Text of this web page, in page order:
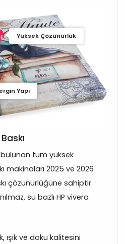
Yüksek Çözünürlük
Yapı
tüm yüksek
makinaları 2025 ve 2026
çözünürlüğüne sahiptir.
su bazlı HP vivera
ışık ve doku kalitesini